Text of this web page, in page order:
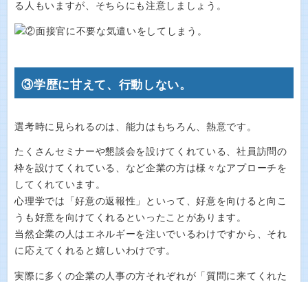
る人もいますが、そちらにも注意しましょう。
③学歴に甘えて、行動しない。
選考時に見られるのは、能力はもちろん、熱意です。
たくさんセミナーや懇談会を設けてくれている、社員訪問の
枠を設けてくれている、など企業の方は様々なアプローチを
してくれています。
心理学では「好意の返報性」といって、好意を向けると向こ
うも好意を向けてくれるといったことがあります。
当然企業の人はエネルギーを注いでいるわけですから、それ
に応えてくれると嬉しいわけです。
実際に多くの企業の人事の方それぞれが「質問に来てくれた